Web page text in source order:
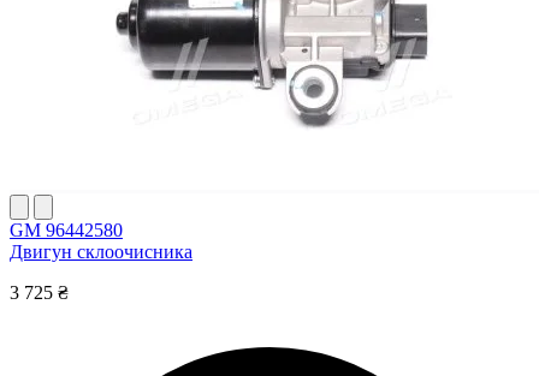
GM 96442580
Двигун склоочисника
3 725 ₴